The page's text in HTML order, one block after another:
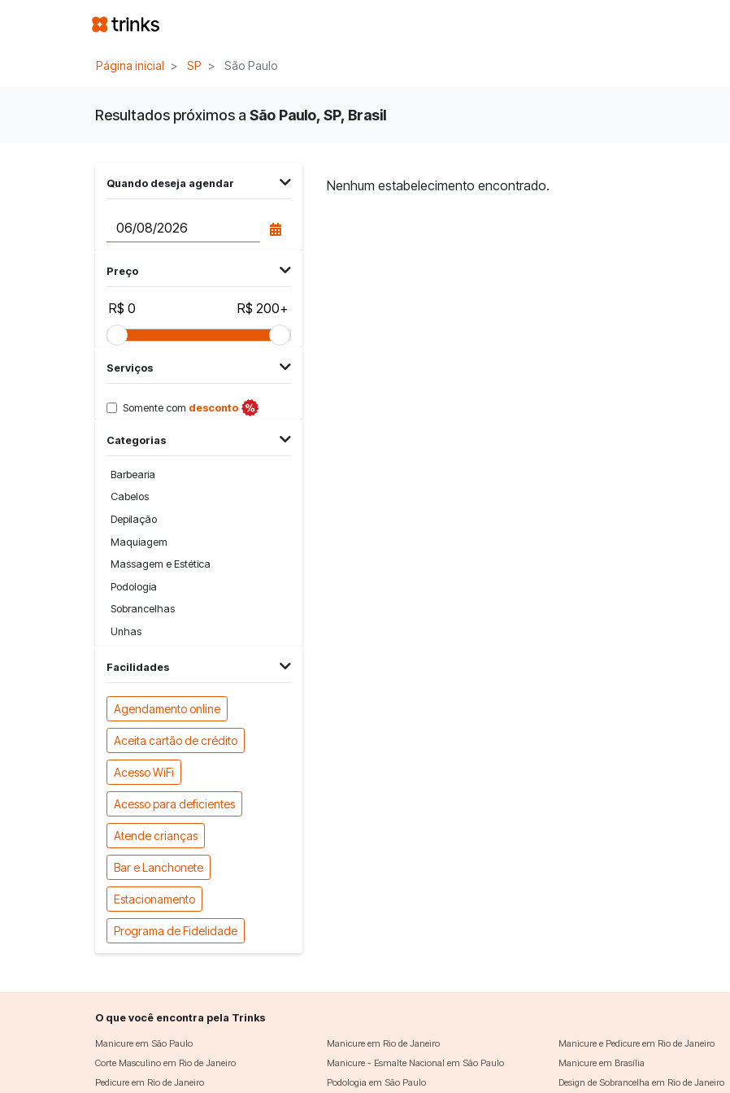
Página inicial SP São Paulo
Resultados próximos a São Paulo, SP, Brasil
Quando deseja agendar
Preço
R$ 0 R$ 200+
Serviços
Somente com desconto
Categorias
Barbearia
Cabelos
Depilação
Maquiagem
Massagem e Estética
Podologia
Sobrancelhas
Unhas
Facilidades
Agendamento online
Aceita cartão de crédito
Acesso WiFi
Acesso para deficientes
Atende crianças
Bar e Lanchonete
Estacionamento
Programa de Fidelidade
Nenhum estabelecimento encontrado.
O que você encontra pela Trinks
Manicure em São Paulo Manicure em Rio de Janeiro Manicure e Pedicure em Rio de Janeiro
Corte Masculino em Rio de Janeiro
Manicure - Esmalte Nacional em São Paulo Manicure em Brasília
Pedicure em Rio de Janeiro
Podologia em São Paulo Design de Sobrancelha em Rio de Janeiro